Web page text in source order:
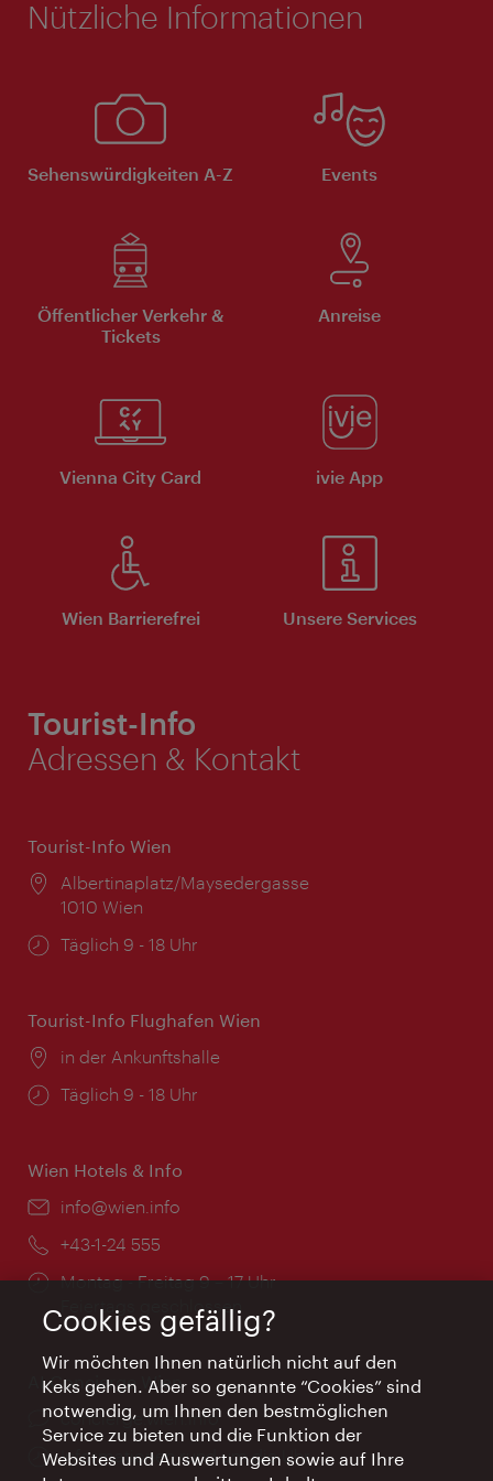
Nützliche Informationen
Sehenswürdigkeiten A-Z Events
Öffentlicher Verkehr &
Tickets
Anreise
Vienna City Card ivie App
Wien Barrierefrei Unsere Services
Tourist-Info
Adressen & Kontakt
Tourist-Info Wien
Ort:
Albertinaplatz/Maysedergasse
1010 Wien
Öffnungszeiten:
Täglich 9 - 18 Uhr
Tourist-Info Flughafen Wien
Ort:
in der Ankunftshalle
Öffnungszeiten:
Täglich 9 - 18 Uhr
Wien Hotels & Info
Email:
info@wien.info
Telefon:
+43-1-24 555
Öffnungszeiten:
Montag - Freitag 9 – 17 Uhr
Feiertags geschlossen
AI Concierge Wien
Ort:
concierge.wien.info
Öffnungszeiten:
Informationen rund um die Uhr
Cookies gefällig?
Wir möchten Ihnen natürlich nicht auf den
Keks gehen. Aber so genannte “Cookies” sind
notwendig, um Ihnen den bestmöglichen
Service zu bieten und die Funktion der
Websites und Auswertungen sowie auf Ihre